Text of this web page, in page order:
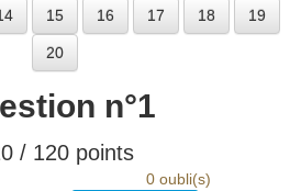
15 16 17 18 19
20
n°1
/ 120points
0 oubli(s)